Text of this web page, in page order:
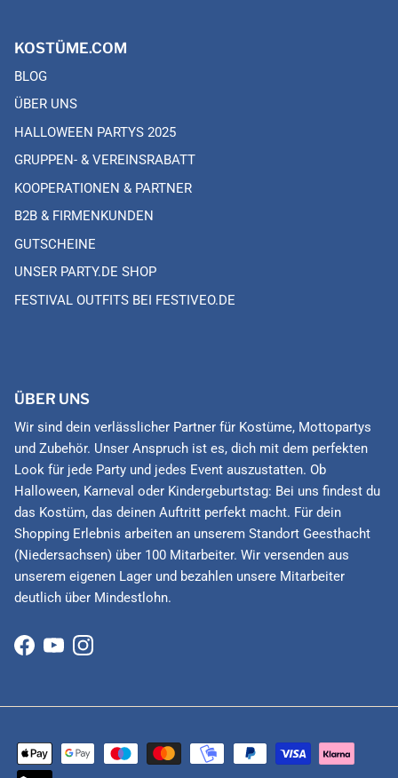
KOSTÜME.COM
BLOG
ÜBER UNS
HALLOWEEN PARTYS 2025
GRUPPEN- & VEREINSRABATT
KOOPERATIONEN & PARTNER
B2B & FIRMENKUNDEN
GUTSCHEINE
UNSER PARTY.DE SHOP
FESTIVAL OUTFITS BEI FESTIVEO.DE
ÜBER UNS
Wir sind dein verlässlicher Partner für Kostüme, Mottopartys
und Zubehör. Unser Anspruch ist es, dich mit dem perfekten
Look für jede Party und jedes Event auszustatten. Ob
Halloween, Karneval oder Kindergeburtstag: Bei uns findest du
das Kostüm, das deinen Auftritt perfekt macht. Für dein
Shopping Erlebnis arbeiten an unserem Standort Geesthacht
(Niedersachsen) über 100 Mitarbeiter. Wir versenden aus
unserem eigenen Lager und bezahlen unsere Mitarbeiter
deutlich über Mindestlohn.
Facebook
YouTubeInstagram